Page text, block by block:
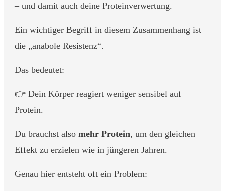
– und damit auch deine Proteinverwertung.
Ein wichtiger Begriff in diesem Zusammenhang ist
die „anabole Resistenz“.
Das bedeutet:
👉 Dein Körper reagiert weniger sensibel auf
Protein.
Du brauchst also mehr Protein, um den gleichen
Effekt zu erzielen wie in jüngeren Jahren.
Genau hier entsteht oft ein Problem: